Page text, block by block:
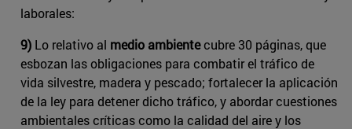
laborales:
9) Lo relativo al medio ambientecubre 30 páginas, que
esbozan las obligaciones para combatir el tráfico de
vida silvestre, madera y pescado; fortalecer la aplicación
de la ley para detener dicho tráfico, y abordar cuestiones
ambientales críticas como la calidad del aire y los